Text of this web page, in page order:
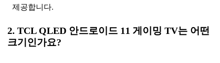
제공합니다.
2. TCL QLED 안드로이드 11 게이밍 TV는 어떤
크기인가요?